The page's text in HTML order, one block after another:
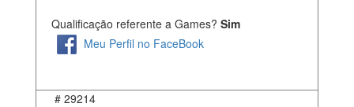
Qualificação referente a Games? Sim
Meu Perfil no FaceBook
# 29214